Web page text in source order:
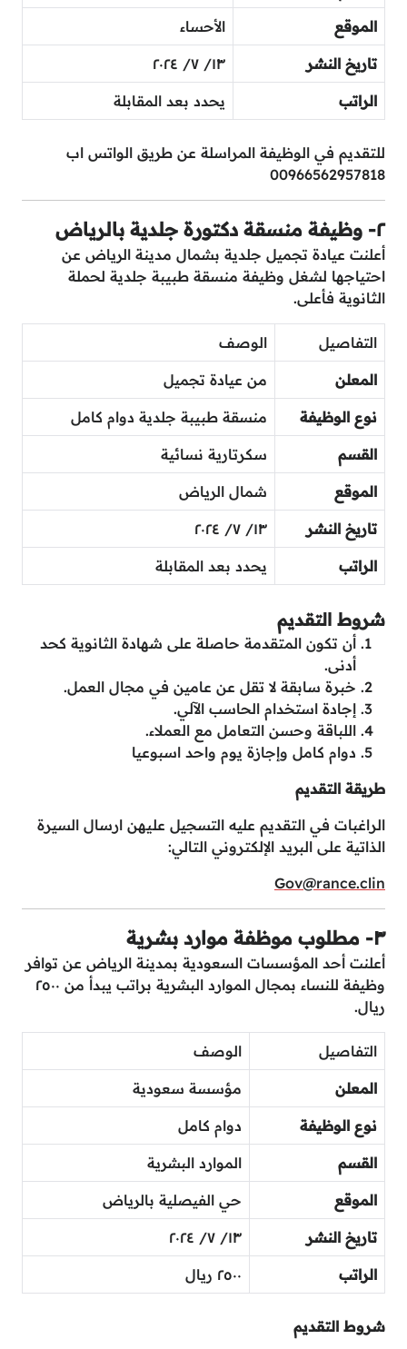
الموقع الأحساء
تاريخ النشر ١٣/ ٧/ ٢٠٢٤
الراتب يحدد بعد المقابلة
للتقديم في الوظيفة المراسلة عن طريق الواتس اب
00966562957818
٢- وظيفة منسقة دكتورة جلدية بالرياض
أعلنت عيادة تجميل جلدية بشمال مدينة الرياض عن
احتياجها لشغل وظيفة منسقة طبيبة جلدية لحملة
الثانوية فأعلى.
التفاصيل الوصف
المعلن من عيادة تجميل
نوع الوظيفة منسقة طبيبة جلدية دوام كامل
القسم سكرتارية نسائية
الموقع شمال الرياض
تاريخ النشر ١٣/ ٧/ ٢٠٢٤
الراتب يحدد بعد المقابلة
شروط التقديم
أن تكون المتقدمة حاصلة على شهادة الثانوية كحد
أدنى.
خبرة سابقة لا تقل عن عامين في مجال العمل.
إجادة استخدام الحاسب الآلي.
اللباقة وحسن التعامل مع العملاء.
دوام كامل وإجازة يوم واحد اسبوعيا
طريقة التقديم
الراغبات في التقديم عليه التسجيل عليهن ارسال السيرة
الذاتية على البريد الإلكتروني التالي:
Gov@rance.clin
٣- مطلوب موظفة موارد بشرية
أعلنت أحد المؤسسات السعودية بمدينة الرياض عن توافر
وظيفة للنساء بمجال الموارد البشرية براتب يبدأ من ٢٥٠٠
ريال.
التفاصيل الوصف
المعلن مؤسسة سعودية
نوع الوظيفة دوام كامل
القسم الموارد البشرية
الموقع حي الفيصلية بالرياض
تاريخ النشر ١٣/ ٧/ ٢٠٢٤
الراتب ٢٥٠٠ ريال
شروط التقديم